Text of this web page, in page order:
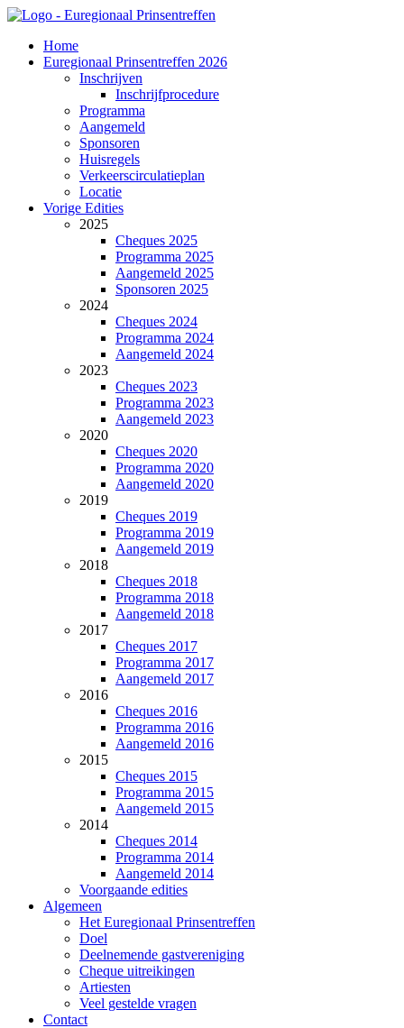
Home
Euregionaal Prinsentreffen 2026
Inschrijven
Inschrijfprocedure
Programma
Aangemeld
Sponsoren
Huisregels
Verkeerscirculatieplan
Locatie
Vorige Edities
2025
Cheques 2025
Programma 2025
Aangemeld 2025
Sponsoren 2025
2024
Cheques 2024
Programma 2024
Aangemeld 2024
2023
Cheques 2023
Programma 2023
Aangemeld 2023
2020
Cheques 2020
Programma 2020
Aangemeld 2020
2019
Cheques 2019
Programma 2019
Aangemeld 2019
2018
Cheques 2018
Programma 2018
Aangemeld 2018
2017
Cheques 2017
Programma 2017
Aangemeld 2017
2016
Cheques 2016
Programma 2016
Aangemeld 2016
2015
Cheques 2015
Programma 2015
Aangemeld 2015
2014
Cheques 2014
Programma 2014
Aangemeld 2014
Voorgaande edities
Algemeen
Het Euregionaal Prinsentreffen
Doel
Deelnemende gastvereniging
Cheque uitreikingen
Artiesten
Veel gestelde vragen
Contact